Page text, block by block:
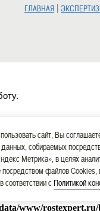
ГЛАВНАЯ |
www/
сайт, Вы
собираемых
Метрика», в целях
посредством файлов Cookies,
соответствии сПолитикой